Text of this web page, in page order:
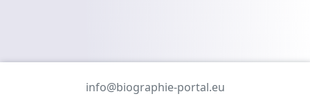
info@biographie-portal.eu